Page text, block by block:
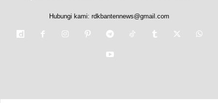
Hubungi kami: rdkbantennews@gmail.com